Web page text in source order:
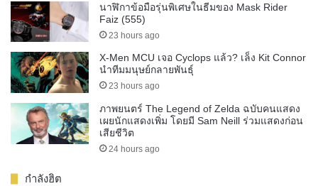
นาฬิกาข้อมือรุ่นพิเศษในธีมของ Mask Rider
Faiz (555)
23 hours ago
X-Men MCU เจอ Cyclops แล้ว? เล็ง Kit Connor
นำทีมมนุษย์กลายพันธุ์
23 hours ago
ภาพยนตร์ The Legend of Zelda ฉบับคนแสดง
เผยนักแสดงเพิ่ม โดยมี Sam Neill ร่วมแสดงก่อน
เสียชีวิต
24 hours ago
กำลังฮิต